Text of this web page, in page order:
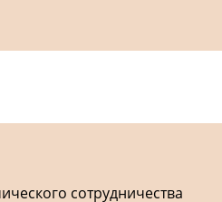
сотрудничества